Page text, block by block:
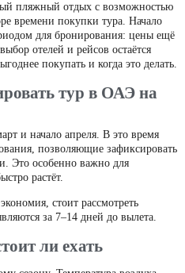
пляжный отдых с возможностью
времени покупки тура. Начало
для бронирования: цены ещё
отелей и рейсов остаётся
покупать и когда это делать.
тур в ОАЭ на
и начало апреля. В это время
позволяющие зафиксировать
Это особенно важно для
растёт.
стоит рассмотреть
за 7–14 дней до вылета.
ли ехать